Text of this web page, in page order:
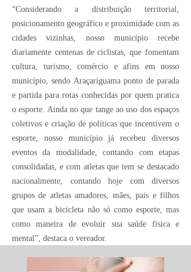
“Considerando a distribuição territorial,
posicionamento geográfico e proximidade com as
cidades vizinhas, nosso município recebe
diariamente centenas de ciclistas, que fomentam
cultura, turismo, comércio e afins em nosso
município, sendo Araçariguama ponto de parada
e partida para rotas conhecidas por quem pratica
o esporte. Ainda no que tange ao uso dos espaços
coletivos e criação de políticas que incentivem o
esporte, nosso município já recebeu diversos
eventos da modalidade, contando com etapas
consolidadas, e com atletas que tem se destacado
nacionalmente, contando hoje com diversos
grupos de atletas amadores, mães, pais e filhos
que usam a bicicleta não só como esporte, mas
como maneira de evoluir sua saúde física e
mental”, destaca o vereador.